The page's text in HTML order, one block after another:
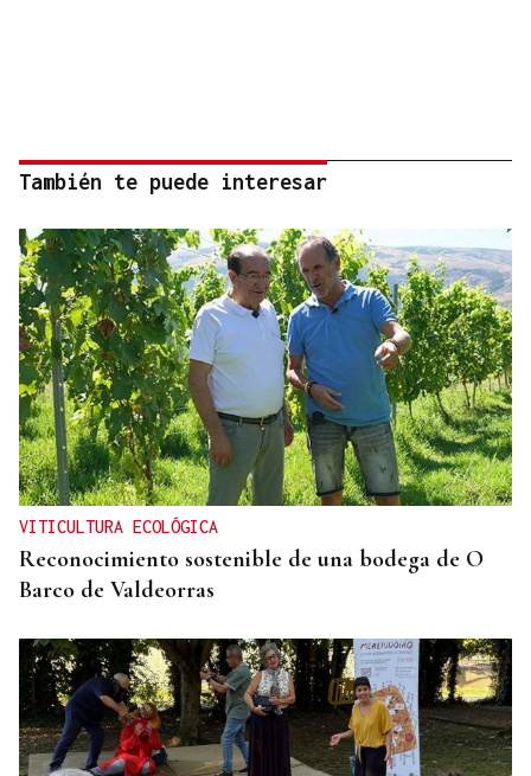
También te puede interesar
VITICULTURA ECOLÓGICA
Reconocimiento sostenible de una bodega de O
Barco de Valdeorras